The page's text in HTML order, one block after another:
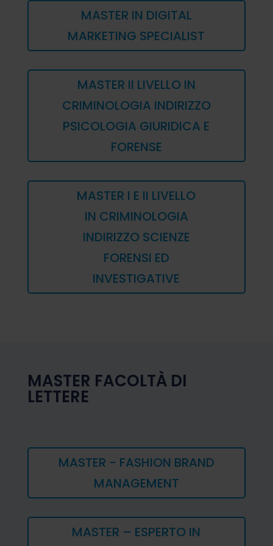
MASTER IN DIGITAL
MARKETING SPECIALIST
MASTER II LIVELLO IN
CRIMINOLOGIA INDIRIZZO
PSICOLOGIA GIURIDICA E
FORENSE
MASTER I E II LIVELLO
IN CRIMINOLOGIA
INDIRIZZO SCIENZE
FORENSI ED
INVESTIGATIVE
MASTER FACOLTÀ DI
LETTERE
MASTER - FASHION BRAND
MANAGEMENT
MASTER – ESPERTO IN